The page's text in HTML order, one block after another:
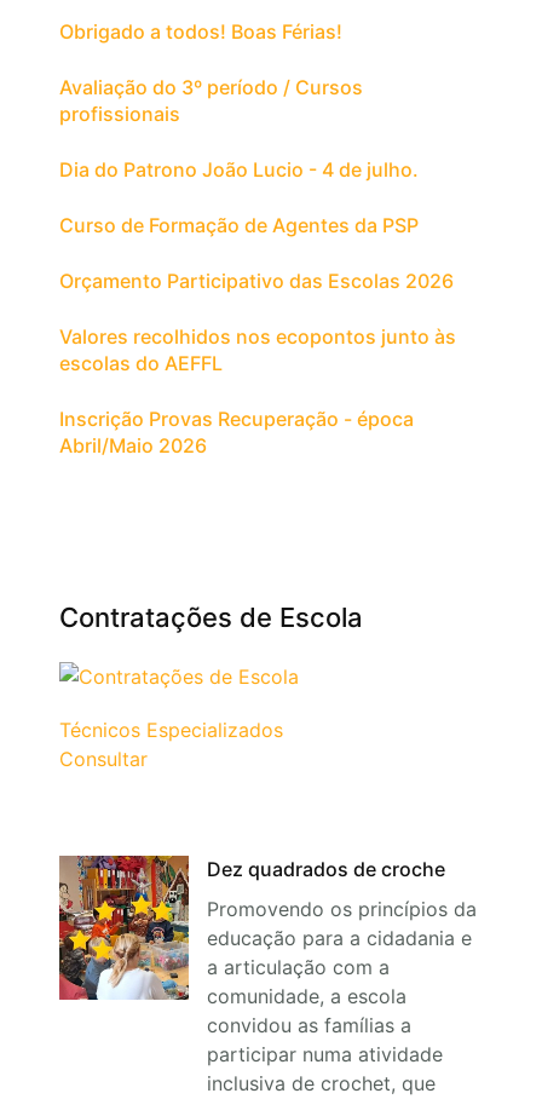
Obrigado a todos! Boas Férias!
Avaliação do 3º período / Cursos
profissionais
Dia do Patrono João Lucio - 4 de julho.
Curso de Formação de Agentes da PSP
Orçamento Participativo das Escolas 2026
Valores recolhidos nos ecopontos junto às
escolas do AEFFL
Inscrição Provas Recuperação - época
Abril/Maio 2026
Contratações de Escola
Técnicos Especializados
Consultar
Dez quadrados de croche
Promovendo os princípios da
educação para a cidadania e
a articulação com a
comunidade, a escola
convidou as famílias a
participar numa atividade
inclusiva de crochet, que